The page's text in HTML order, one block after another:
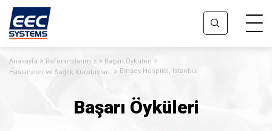
Anasayfa Referanslarımız
Başarı Öyküleri
Hastaneler ve Sağlık Kuruluşları
Emsey Hospital, İstanbul
Başarı Öyküleri